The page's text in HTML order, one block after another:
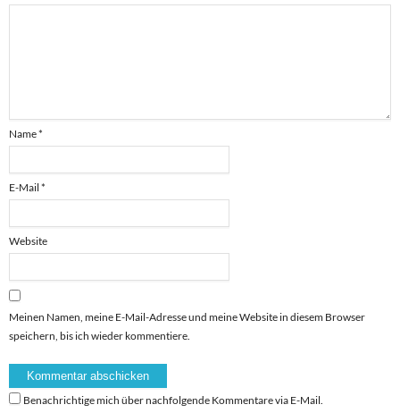
Name*
E-Mail *
Website
Meinen Namen, meine E-Mail-Adresse und meine Website in diesem Browser
speichern, bis ich wieder kommentiere.
Benachrichtige mich über nachfolgende Kommentare via E-Mail.